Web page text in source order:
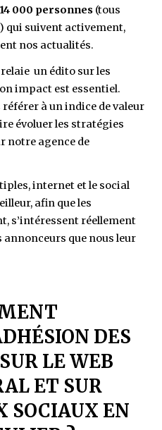
14 000 personnes (tous
qui suivent activement,
nos actualités.
un édito sur les
impact est essentiel.
à un indice de valeur
évoluer les stratégies
notre agence de
internet et le social
afin que les
s’intéressent réellement
que nous leur
DES
LE WEB
ET SUR
SOCIAUX EN